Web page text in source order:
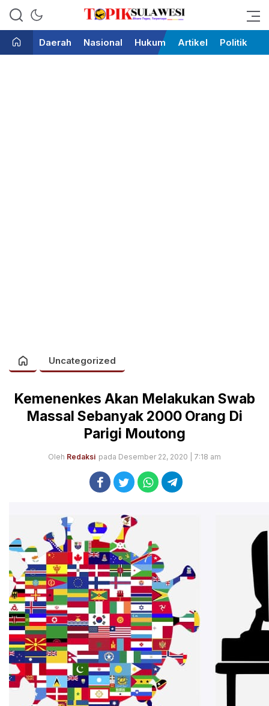
Topik Sulawesi
Bicara Tegas Terpercaya
Daerah
Nasional Hukum Artikel Politik
Uncategorized
Kemenenkes Akan Melakukan Swab
Massal Sebanyak 2000 Orang Di
Parigi Moutong
Oleh Redaksi pada Desember 22, 2020 | 7:18 am